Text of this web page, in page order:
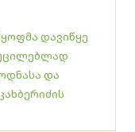
დავიწყე
და